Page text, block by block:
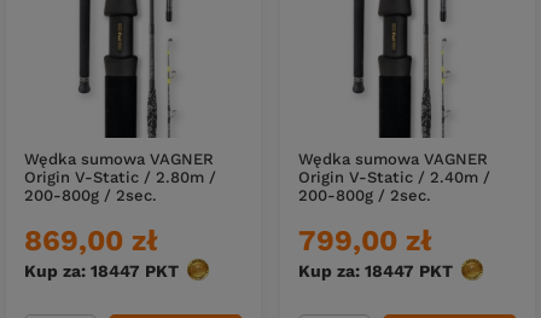
Wędka sumowa VAGNER
Origin V-Static / 2.80m /
200-800g / 2sec.
869,00 zł
Kup za: 18447 PKT punktów
Wędka sumowa VAGNER
Origin V-Static / 2.40m /
200-800g / 2sec.
799,00 zł
Kup za: 18447 PKT punktów